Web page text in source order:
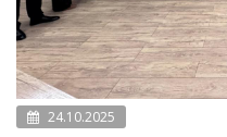
24.10.2025